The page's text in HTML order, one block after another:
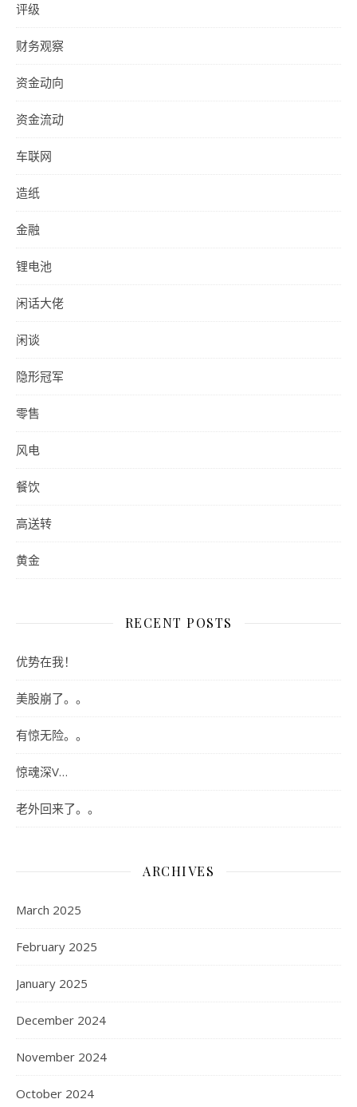
评级
财务观察
资金动向
资金流动
车联网
造纸
金融
锂电池
闲话大佬
闲谈
隐形冠军
零售
风电
餐饮
高送转
黄金
RECENT POSTS
优势在我！
美股崩了。。
有惊无险。。
惊魂深V…
老外回来了。。
ARCHIVES
March 2025
February 2025
January 2025
December 2024
November 2024
October 2024